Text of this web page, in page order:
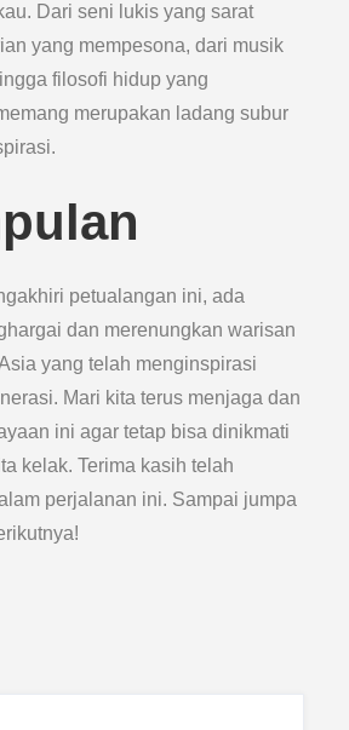
Dari seni lukis yang sarat
yang mempesona, dari musik
filosofi hidup yang
merupakan ladang subur
petualangan ini, ada
dan merenungkan warisan
yang telah menginspirasi
Mari kita terus menjaga dan
ini agar tetap bisa dinikmati
kelak. Terima kasih telah
perjalanan ini. Sampai jumpa